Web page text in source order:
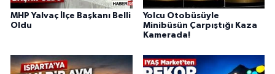
MHP Yalvaç İlçe Başkanı Belli
Oldu
Yolcu Otobüsüyle
Minibüsün Çarpıştığı Kaza
Kamerada!